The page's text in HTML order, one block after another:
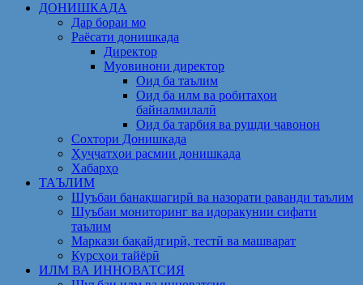
ДОНИШКАДА
Дар бораи мо
Раёсати донишкада
Директор
Муовинони директор
Оид ба таълим
Оид ба илм ва робитаҳои
байналмилалӣ
Оид ба тарбия ва рушди ҷавонон
Сохтори Донишкада
Ҳуҷҷатҳои расмии донишкада
Хабарҳо
ТАЪЛИМ
Шуъбаи банақшагирӣ ва назорати раванди таълим
Шуъбаи мониторинг ва идоракунии сифати
таълим
Маркази бақайдгирӣ, тестӣ ва машварат
Курсҳои тайёрӣ
ИЛМ ВА ИННОВАТСИЯ